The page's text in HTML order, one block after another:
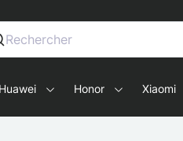
para smartphones y tablets
Huawei Honor Xiaomi